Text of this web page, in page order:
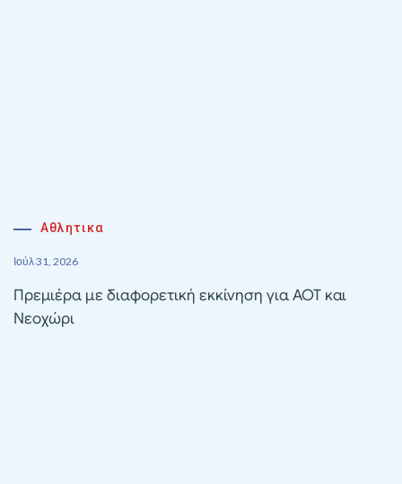
Αθλητικα
Ιούλ 31, 2026
Πρεμιέρα με διαφορετική εκκίνηση για ΑΟΤ και
Νεοχώρι